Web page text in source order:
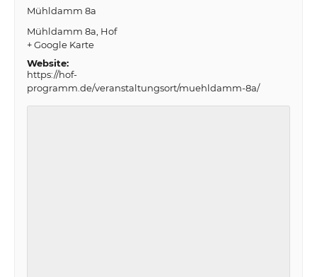
Mühldamm 8a
Mühldamm 8a Hof
+ Google Karte
Website:
https://hof-
programm.de/veranstaltungsort/muehldamm-8a/